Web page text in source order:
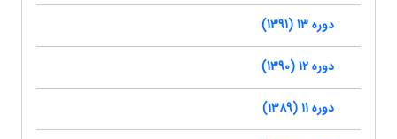
دوره 13 (1391)
دوره 12 (1390)
دوره 11 (1389)